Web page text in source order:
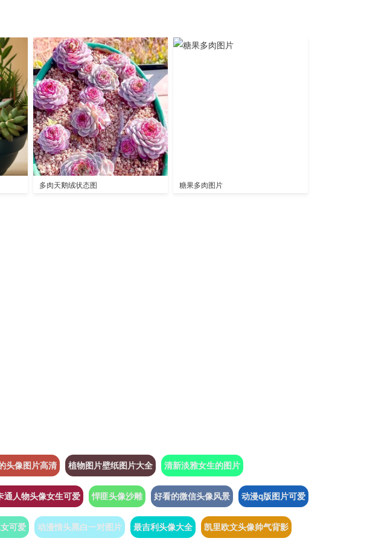
多肉天鹅绒状态图 糖果多肉图片
头像图片高清 植物图片壁纸图片大全 清新淡雅女生的图片
通人物头像女生可爱 悍匪头像沙雕 好看的微信头像风景 动漫q版图片可爱
可爱 动漫情头黑白一对图片 最吉利头像大全 凯里欧文头像帅气背影